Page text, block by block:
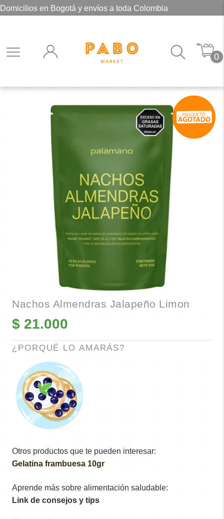
Domicilios en Bogotá y envíos a toda Colombia
0
Nachos Almendras Jalapeño Limon
$ 21.000
¿PORQUÉ LO AMARÁS?
Otros productos que te pueden interesar:
Gelatina frambuesa 10gr
Aprende más sobre alimentación saludable:
Link de consejos y tips